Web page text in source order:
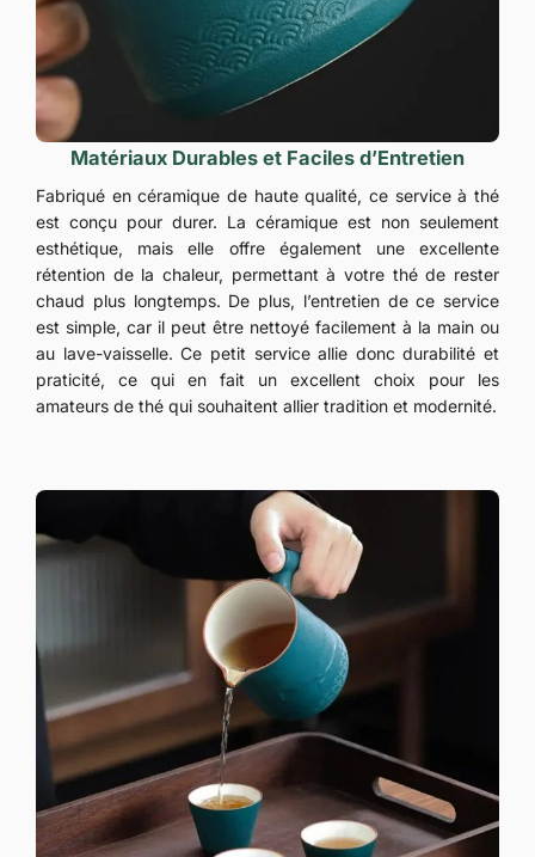
Matériaux Durables et Faciles d’Entretien
Fabriqué en céramique de haute qualité, ce service à thé
est conçu pour durer. La céramique est non seulement
esthétique, mais elle offre également une excellente
rétention de la chaleur, permettant à votre thé de rester
chaud plus longtemps. De plus, l’entretien de ce service
est simple, car il peut être nettoyé facilement à la main ou
au lave-vaisselle. Ce petit service allie donc durabilité et
praticité, ce qui en fait un excellent choix pour les
amateurs de thé qui souhaitent allier tradition et modernité.